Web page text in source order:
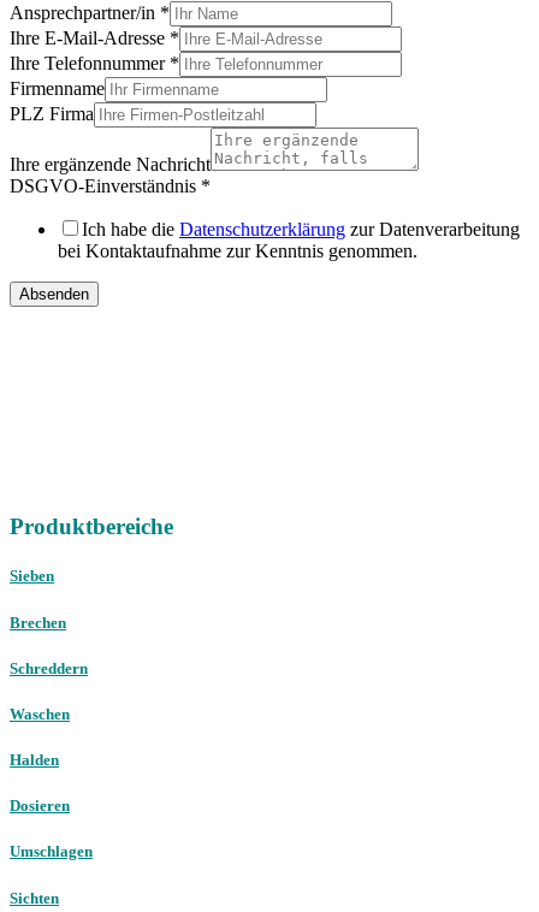
Ansprechpartner/in *
Ihre E-Mail-Adresse *
Ihre Telefonnummer *
Firmenname
PLZ Firma
Ihre ergänzende Nachricht
DSGVO-Einverständnis *
Ich habe die Datenschutzerklärung zur Datenverarbeitung
bei Kontaktaufnahme zur Kenntnis genommen.
Absenden
Produktbereiche
Sieben
Brechen
Schreddern
Waschen
Halden
Dosieren
Umschlagen
Sichten